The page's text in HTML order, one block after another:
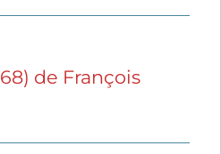
de François